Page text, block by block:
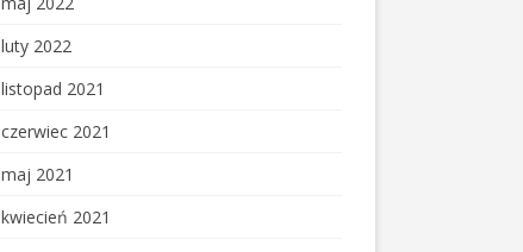
luty 2022
listopad 2021
czerwiec 2021
maj 2021
kwiecień 2021